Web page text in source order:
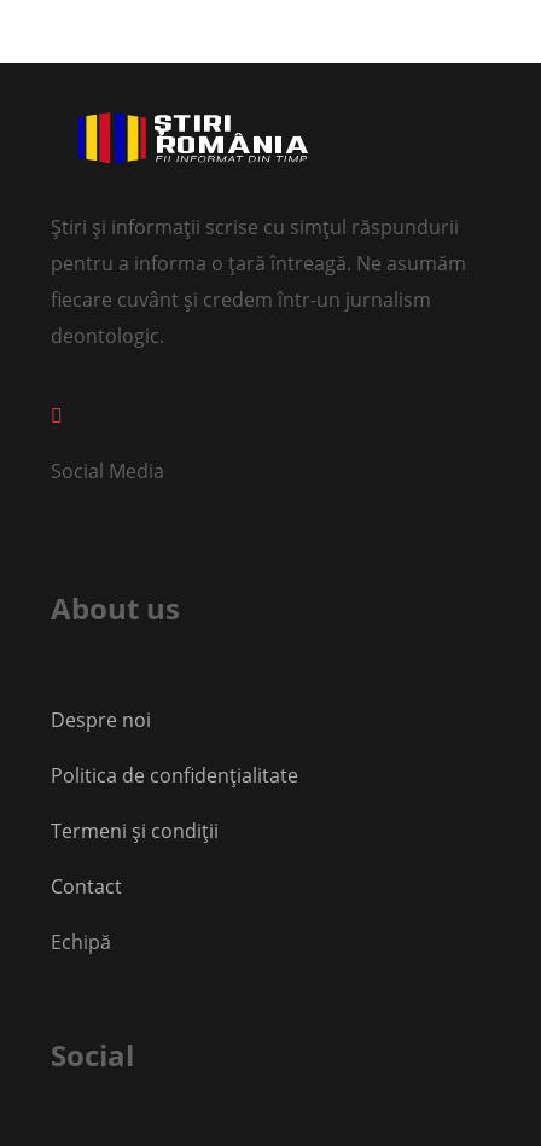
Știri și informații scrise cu simțul răspundurii
pentru a informa o țară întreagă. Ne asumăm
fiecare cuvânt și credem într-un jurnalism
deontologic.
Social Media
About us
Despre noi
Politica de confidențialitate
Termeni și condiții
Contact
Echipă
Social